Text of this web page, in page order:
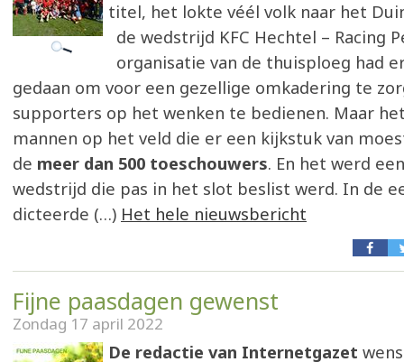
titel, het lokte véél volk naar het
de wedstrijd KFC Hechtel – Racing
organisatie van de thuisploeg had
gedaan om voor een gezellige omkadering te
supporters op het wenken te bedienen. Maar
mannen op het veld die er een kijkstuk van
de meer dan 500 toeschouwers. En het werd
wedstrijd die pas in het slot beslist werd. In de
dicteerde (…) Het hele nieuwsbericht
Fijne paasdagen gewenst
Zondag 17 april 2022
De redactie van Internetgazet